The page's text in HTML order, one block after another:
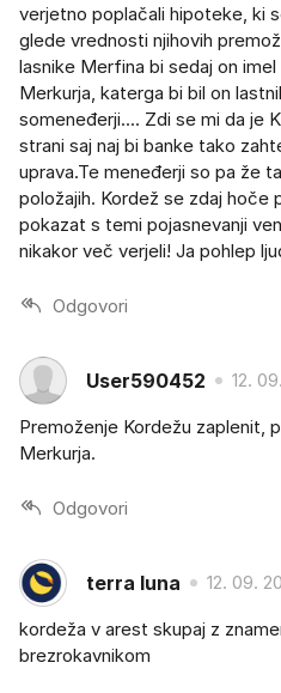
verjetno poplačali hipoteke, ki
glede vrednosti njihovih
lasnike Merfina bi sedaj on
Merkurja, katerga bi bil on
someneđerji.... Zdi se mi da je
strani saj naj bi banke tako
uprava.Te meneđerji so pa že
položajih. Kordež se zdaj hoče
pokazat s temi pojasnevanji
nikakor več verjeli! Ja pohlep
Odgovori
User590452 12.
Premoženje Kordežu zaplenit,
Merkurja.
Odgovori
terra luna 12. 09.
kordeža v arest skupaj z
brezrokavnikom